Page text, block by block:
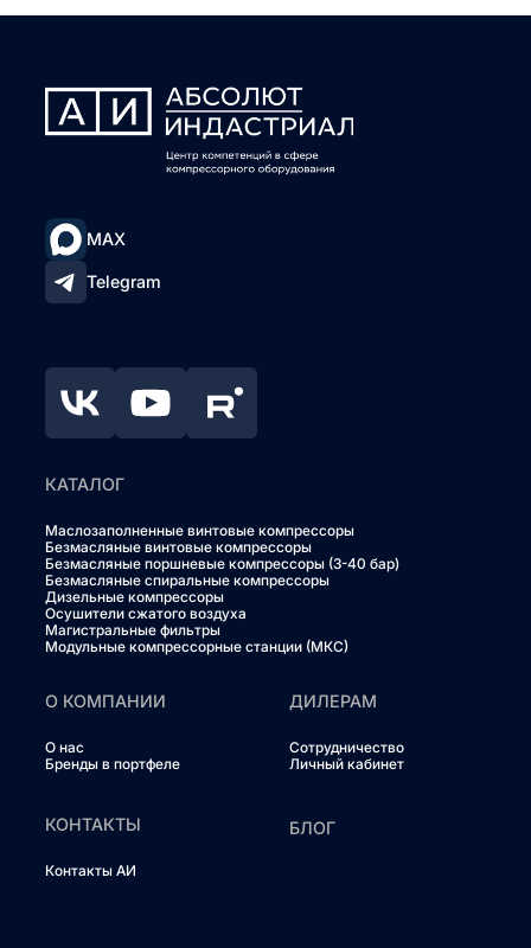
MAX
Telegram
КАТАЛОГ
Маслозаполненные винтовые компрессоры
Безмасляные винтовые компрессоры
Безмасляные поршневые компрессоры (3-40 бар)
Безмасляные спиральные компрессоры
Дизельные компрессоры
Осушители сжатого воздуха
Магистральные фильтры
Модульные компрессорные станции (МКС)
О КОМПАНИИ
О нас
Бренды в портфеле
ДИЛЕРАМ
Сотрудничество
Личный кабинет
КОНТАКТЫ
Контакты АИ
БЛОГ